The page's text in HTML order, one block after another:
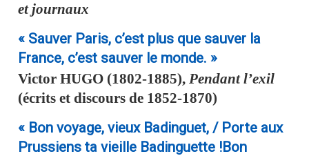
et journaux
« Sauver Paris, c’est plus que sauver la
France, c’est sauver le monde. »
VictorHUGO (1802-1885), Pendant l’exil
(écrits et discours de 1852-1870)
« Bon voyage, vieux Badinguet, / Porte aux
Prussiens ta vieille Badinguette !Bon